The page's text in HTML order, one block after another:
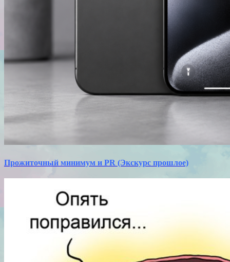
Прожиточный минимум и PR (Экскурс прошлое)